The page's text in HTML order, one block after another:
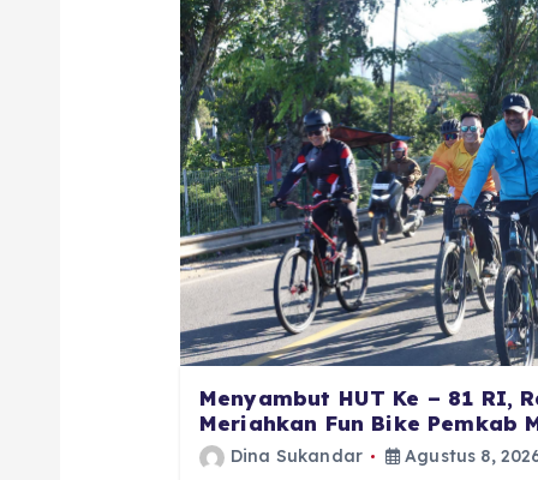
Menyambut HUT Ke – 81 RI,
Meriahkan Fun Bike Pemkab
Dina Sukandar Agustus 8,